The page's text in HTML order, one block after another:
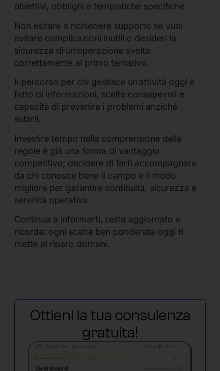
obiettivi, obblighi e tempistiche specifiche.
Non esitare a richiedere supporto se vuoi
evitare complicazioni inutili o desideri la
sicurezza di un’operazione svolta
correttamente al primo tentativo.
Il percorso per chi gestisce un’attività oggi è
fatto di informazioni, scelte consapevoli e
capacità di prevenire i problemi anziché
subirli.
Investire tempo nella comprensione delle
regole è già una forma di vantaggio
competitivo; decidere di farti accompagnare
da chi conosce bene il campo è il modo
migliore per garantire continuità, sicurezza e
serenità operativa.
Continua a informarti, resta aggiornato e
ricorda: ogni scelta ben ponderata oggi ti
mette al riparo domani.
Ottieni la tua consulenza
gratuita!